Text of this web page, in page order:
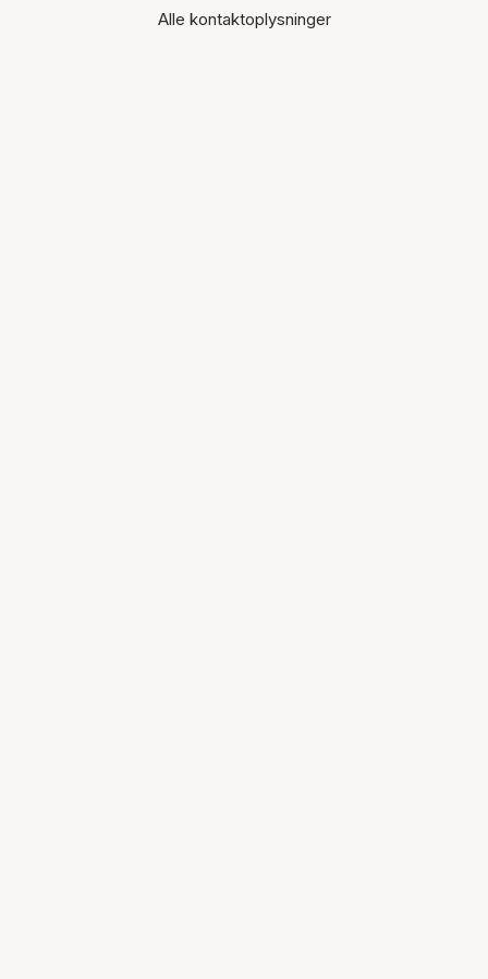
Alle kontaktoplysninger